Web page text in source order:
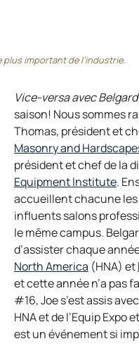
important de l’industrie.
Vice-versa avec Belgard
saison! Nous sommes
Thomas, président et
Masonry and
président et chef de la
Equipment Instituteo
p
e
n
s
i
n
a
n
e
.
accueillent chacune
influents salons
le même campus.
d’assister chaque
North America o
p
e
n
s
(HNA) et
et cette année n’a pas
#16, Joe s’est assis
HNA et de l’Equip
est un événement si